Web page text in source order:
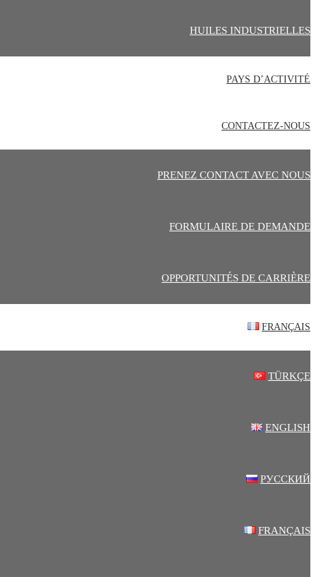
HUILES INDUSTRIELLES
PAYS D’ACTIVITÉ
CONTACTEZ-NOUS
PRENEZ CONTACT AVEC NOUS
FORMULAIRE DE DEMANDE
OPPORTUNITÉS DE CARRIÈRE
FRANÇAIS
TÜRKÇE
ENGLISH
РУССКИЙ
FRANÇAIS